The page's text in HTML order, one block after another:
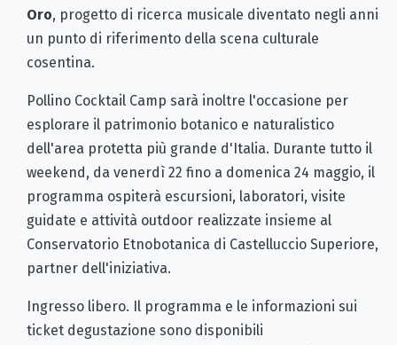
Oro, progetto di ricerca musicale diventato negli anni
un punto di riferimento della scena culturale
cosentina.
Pollino Cocktail Camp sarà inoltre l'occasione per
esplorare il patrimonio botanico e naturalistico
dell'area protetta più grande d'Italia. Durante tutto il
weekend, da venerdì 22 fino a domenica 24 maggio, il
programma ospiterà escursioni, laboratori, visite
guidate e attività outdoor realizzate insieme al
Conservatorio Etnobotanica di Castelluccio Superiore,
partner dell'iniziativa.
Ingresso libero. Il programma e le informazioni sui
ticket degustazione sono disponibili